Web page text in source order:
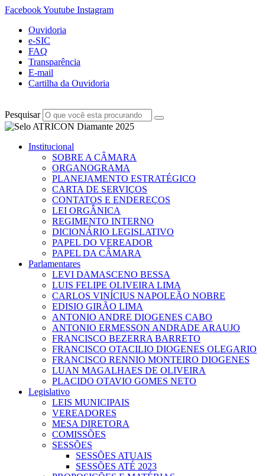
FacebookYoutube Instagram
Ouvidoria
e-SIC
FAQ
Transparência
E-mail
Cartilha da Ouvidoria
Pesquisar
Institucional
SOBRE A CÂMARA
ORGANOGRAMA
PLANEJAMENTO ESTRATÉGICO
CARTA DE SERVIÇOS
CONTATOS E ENDEREÇOS
LEI ORGÂNICA
REGIMENTO INTERNO
DICIONÁRIO LEGISLATIVO
PAPEL DO VEREADOR
PAPEL DA CÂMARA
Parlamentares
LEVI DAMASCENO BESSA
LUIS FELIPE OLIVEIRA LIMA
CARLOS VINÍCIUS NAPOLEÃO NOBRE
EDISIO GIRÃO LIMA
ANTONIO ANDRE DIOGENES CABO
ANTONIO ERMESSON ANDRADE ARAUJO
FRANCISCO BEZERRA BARRETO
FRANCISCO OTACILIO DIOGENES OLEGARIO
FRANCISCO RENNIO MONTEIRO DIOGENES
LUAN MAGALHAES DE OLIVEIRA
PLACIDO OTAVIO GOMES NETO
Legislativo
LEIS MUNICIPAIS
VEREADORES
MESA DIRETORA
COMISSÕES
SESSÕES
SESSÕES ATUAIS
SESSÕES ATÉ 2023